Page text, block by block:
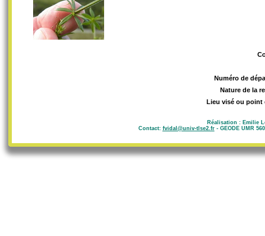
Numéro de
Nature de la
Lieu visé ou point
Réalisation : Emilie
Contact: fvidal@univ-tlse2.fr- GEODE UMR